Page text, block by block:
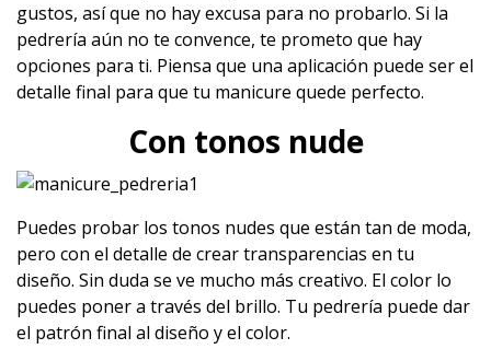
gustos, así que no hay excusa para no probarlo. Si la
pedrería aún no te convence, te prometo que hay
opciones para ti. Piensa que una aplicación puede ser el
detalle final para que tu manicure quede perfecto.
Con tonos nude
Puedes probar los tonos nudes que están tan de moda,
pero con el detalle de crear transparencias en tu
diseño. Sin duda se ve mucho más creativo. El color lo
puedes poner a través del brillo. Tu pedrería puede dar
el patrón final al diseño y el color.